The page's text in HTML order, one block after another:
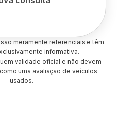
meramente referenciais e têm
informativa.
validade oficial e não devem
uma avaliação de veículos
usados.